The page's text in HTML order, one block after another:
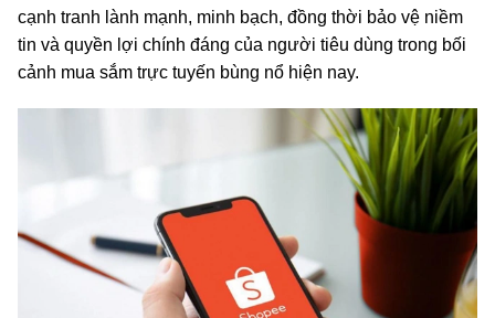
cạnh tranh lành mạnh, minh bạch, đồng thời bảo vệ niềm
tin và quyền lợi chính đáng của người tiêu dùng trong bối
cảnh mua sắm trực tuyến bùng nổ hiện nay.